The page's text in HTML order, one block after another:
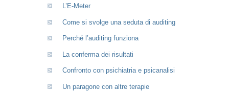
L’E-Meter
Come si svolge una seduta di auditing
Perché l’auditing funziona
La conferma dei risultati
Confronto con psichiatria e psicanalisi
Un paragone con altre terapie